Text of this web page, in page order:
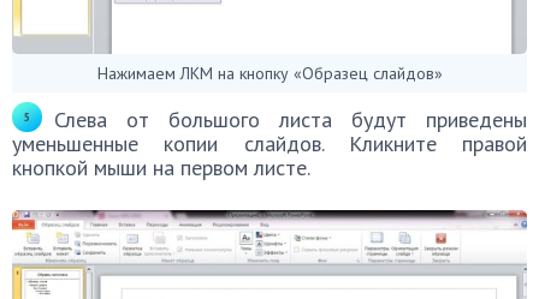
Нажимаем ЛКМ на кнопку «Образец слайдов»
Слева от большого листа будут приведены
уменьшенные копии слайдов. Кликните правой
кнопкой мыши на первом листе.